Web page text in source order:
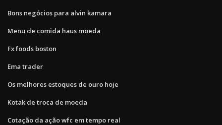
Bons negócios para alvin kamara
Menu de comida haus moeda
Fx foods boston
Ema trader
Os melhores estoques de ouro hoje
Kotak de troca de moeda
Cotação da ação wfc em tempo real